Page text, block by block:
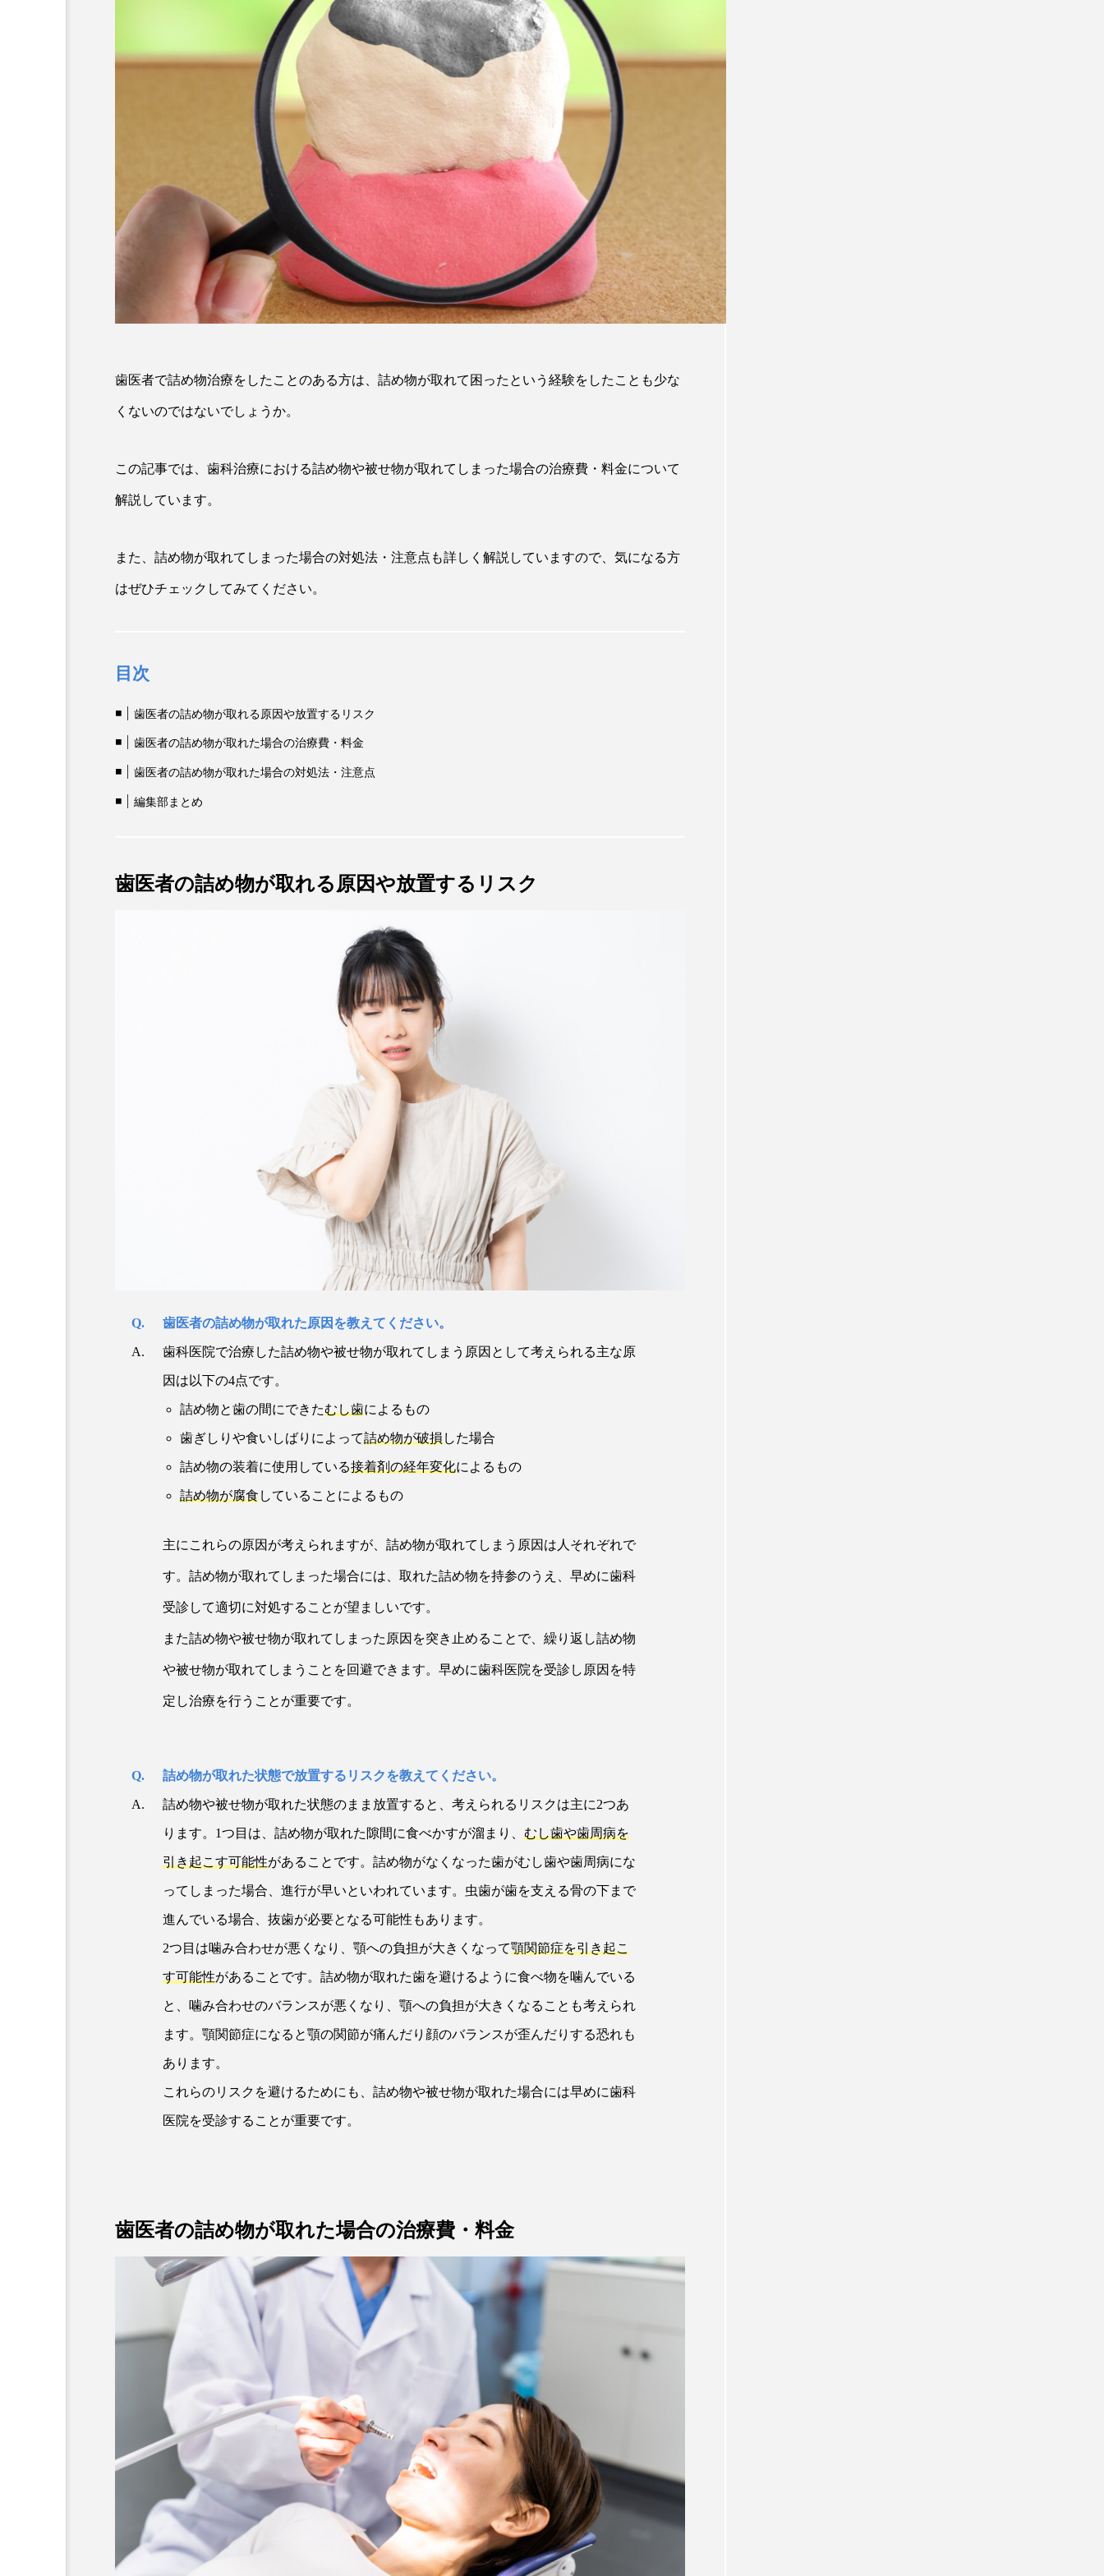
セラミックの歯の磨き方は普通
の歯と同じで大丈夫？正しい磨
き方や注意点、長持ちさせるポ
イントを解説
2025.12.21
注目のトピック
コラム セラミック
歯医者で詰め物治療をしたことのある方は、詰め物が取れて困ったという経験をしたことも少な
くないのではないでしょうか。
この記事では、歯科治療における詰め物や被せ物が取れてしまった場合の治療費・料金について
解説しています。
また、詰め物が取れてしまった場合の対処法・注意点も詳しく解説していますので、気になる方
はぜひチェックしてみてください。
目次
歯医者の詰め物が取れる原因や放置するリスク
歯医者の詰め物が取れた場合の治療費・料金
歯医者の詰め物が取れた場合の対処法・注意点
編集部まとめ
歯医者の詰め物が取れる原因や放置するリスク
歯医者の詰め物が取れた原因を教えてください。
歯科医院で治療した詰め物や被せ物が取れてしまう原因として考えられる主な原
因は以下の4点です。
詰め物と歯の間にできたむし歯によるもの
歯ぎしりや食いしばりによって詰め物が破損 した場合
詰め物の装着に使用している接着剤の経年変化によるもの
詰め物が腐食 していることによるもの
主にこれらの原因が考えられますが、詰め物が取れてしまう原因は人それぞれで
す。詰め物が取れてしまった場合には、取れた詰め物を持参のうえ、早めに歯科
受診して適切に対処することが望ましいです。
また詰め物や被せ物が取れてしまった原因を突き止めることで、繰り返し詰め物
や被せ物が取れてしまうことを回避できます。早めに歯科医院を受診し原因を特
定し治療を行うことが重要です。
詰め物が取れた状態で放置するリスクを教えてください。
詰め物や被せ物が取れた状態のまま放置すると、考えられるリスクは主に2つあ
ります。1つ目は、詰め物が取れた隙間に食べかすが溜まり、 むし歯や歯周病を
引き起こす可能性があることです。詰め物がなくなった歯がむし歯や歯周病にな
ってしまった場合、進行が早いといわれています。虫歯が歯を支える骨の下まで
進んでいる場合、抜歯が必要となる可能性もあります。
2つ目は噛み合わせが悪くなり、顎への負担が大きくなって顎関節症を引き起こ
す可能性があることです。詰め物が取れた歯を避けるように食べ物を噛んでいる
と、噛み合わせのバランスが悪くなり、顎への負担が大きくなることも考えられ
ます。顎関節症になると顎の関節が痛んだり顔のバランスが歪んだりする恐れも
あります。
これらのリスクを避けるためにも、詰め物や被せ物が取れた場合には早めに歯科
医院を受診することが重要です。
歯医者の詰め物が取れた場合の治療費・料金